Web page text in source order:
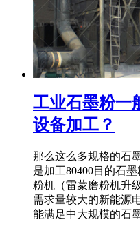
工业石墨粉一
设备加工？
那么这么多规格的石
是加工80400目的石
粉机（雷蒙磨粉机升
需求量较大的新能源
能满足中大规模的石